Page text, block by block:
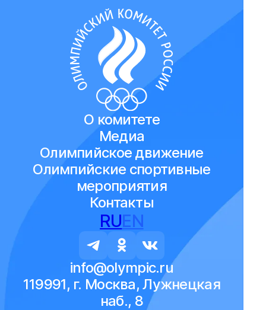
О комитете
Медиа
Олимпийское движение
Олимпийские спортивные
мероприятия
Контакты
RUEN
info@olympic.ru
119991, г. Москва, Лужнецкая
наб., 8